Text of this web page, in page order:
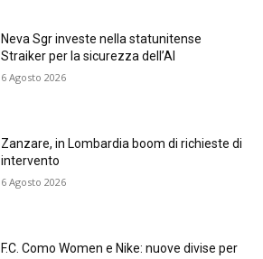
Neva Sgr investe nella statunitense
Straiker per la sicurezza dell’AI
6 Agosto 2026
Zanzare, in Lombardia boom di richieste di
intervento
6 Agosto 2026
F.C. Como Women e Nike: nuove divise per